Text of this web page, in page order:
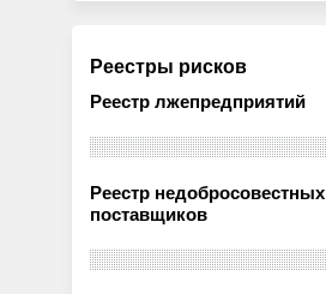
Реестры рисков
Реестр лжепредприятий
Реестр недобросовестных
поставщиков